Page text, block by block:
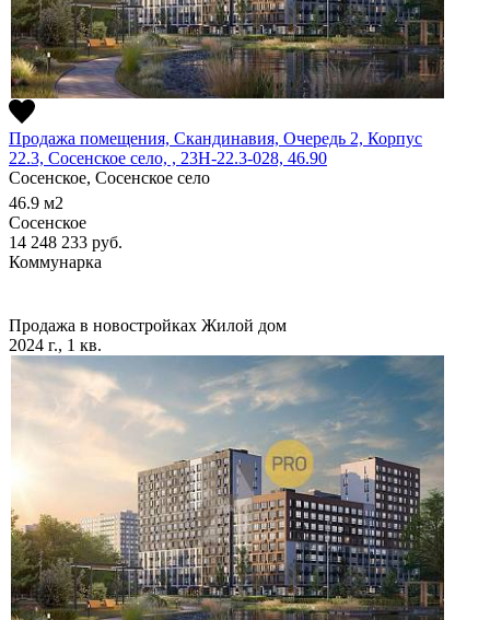
Продажа помещения, Скандинавия, Очередь 2, Корпус
22.3, Сосенское село, , 23Н-22.3-028, 46.90
Сосенское, Сосенское село
46.9 м2
Сосенское
14 248 233 руб.
Коммунарка
Продажа в новостройках Жилой дом
2024 г., 1 кв.